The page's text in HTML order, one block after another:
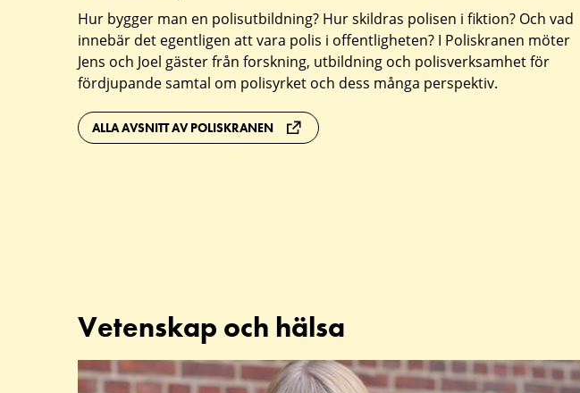
samtal
om
polis,
och
Hur bygger man en polisutbildning? Hur skildras polisen i fiktion? Och vad
innebär det egentligen att vara polis i offentligheten? I Poliskranen möter
Jens och Joel gäster från forskning, utbildning och polisverksamhet för
fördjupande samtal om polisyrket och dess många perspektiv.
ALLA AVSNITT AV POLISKRANEN
Vetenskap och hälsa
Aktuellt